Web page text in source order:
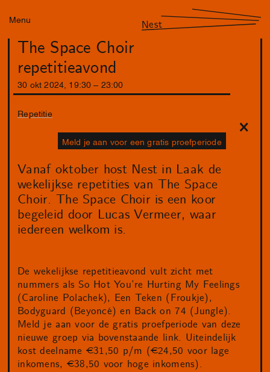
Menu Nest
The Space Choir
repetitieavond
30 okt 2024 19:30 23 :00
Repetitie
Meld je aan voor een gratis proefperiode
Vanaf oktober host Nest in Laak de
wekelijkse repetities van The Space
Choir. The Space Choir is een koor
begeleid door Lucas Vermeer, waar
iedereen welkom is.
De wekelijkse repetitieavond vult zicht met
nummers als So Hot You’re Hurting My Feelings
(Caroline Polachek), Een Teken (Froukje),
Bodyguard (Beyoncé) en Back on 74 (Jungle).
Meld je aan voor de gratis proefperiode van deze
nieuwe groep via bovenstaande link. Uiteindelijk
kost deelname €31,50 p/m (€24,50 voor lage
inkomens, €38,50 voor hoge inkomens).